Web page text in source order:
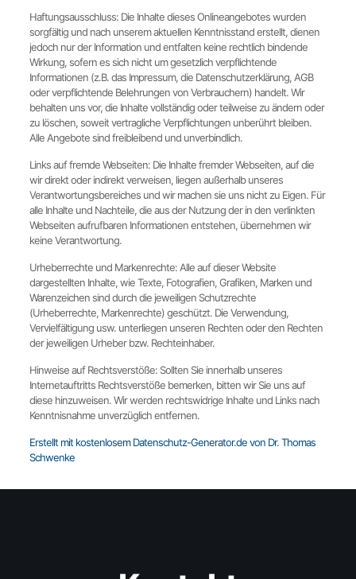
Haftungsausschluss: Die Inhalte dieses Onlineangebotes wurden
sorgfältig und nach unserem aktuellen Kenntnisstand erstellt, dienen
jedoch nur der Information und entfalten keine rechtlich bindende
Wirkung, sofern es sich nicht um gesetzlich verpflichtende
Informationen (z.B. das Impressum, die Datenschutzerklärung, AGB
oder verpflichtende Belehrungen von Verbrauchern) handelt. Wir
behalten uns vor, die Inhalte vollständig oder teilweise zu ändern oder
zu löschen, soweit vertragliche Verpflichtungen unberührt bleiben.
Alle Angebote sind freibleibend und unverbindlich.
Links auf fremde Webseiten: Die Inhalte fremder Webseiten, auf die
wir direkt oder indirekt verweisen, liegen außerhalb unseres
Verantwortungsbereiches und wir machen sie uns nicht zu Eigen. Für
alle Inhalte und Nachteile, die aus der Nutzung der in den verlinkten
Webseiten aufrufbaren Informationen entstehen, übernehmen wir
keine Verantwortung.
Urheberrechte und Markenrechte: Alle auf dieser Website
dargestellten Inhalte, wie Texte, Fotografien, Grafiken, Marken und
Warenzeichen sind durch die jeweiligen Schutzrechte
(Urheberrechte, Markenrechte) geschützt. Die Verwendung,
Vervielfältigung usw. unterliegen unseren Rechten oder den Rechten
der jeweiligen Urheber bzw. Rechteinhaber.
Hinweise auf Rechtsverstöße: Sollten Sie innerhalb unseres
Internetauftritts Rechtsverstöße bemerken, bitten wir Sie uns auf
diese hinzuweisen. Wir werden rechtswidrige Inhalte und Links nach
Kenntnisnahme unverzüglich entfernen.
Erstellt mit kostenlosem Datenschutz-Generator.de von Dr. Thomas
Schwenke